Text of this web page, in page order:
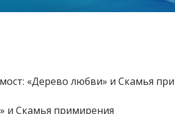
«Дерево любви» и Скамья